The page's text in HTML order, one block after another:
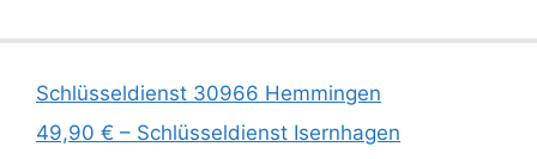
Schlüsseldienst 30966 Hemmingen
49,90 € – Schlüsseldienst Isernhagen